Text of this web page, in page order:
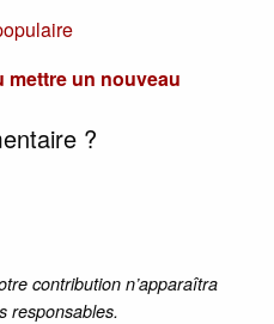
un nouveau
?
contribution n’apparaîtra
responsables.